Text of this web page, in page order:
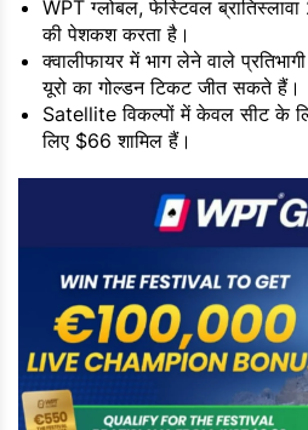
WPT ग्लोबल, फेस्टिवल
की पेशकश करता है।
क्वालीफायर में भाग लेने वाले
यूरो का गोल्डन टिकट जीत सकते हैं।
Satellite विकल्पों में केवल सीट के
लिए $66 शामिल हैं।